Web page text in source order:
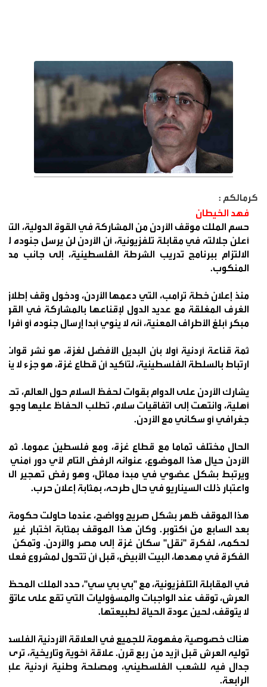
كرمالكم :
فهد الخيطان
حسم الملك موقف الأردن من المشاركة في القوة الدولية،
أعلن جلالته في مقابلة تلفزيونية، أن الأردن لن يرسل
الالتزام ببرنامج تدريب الشرطة الفلسطينية، إلى جانب
المنكوب.
منذ إعلان خطة ترامب، التي دعمها الأردن، ودخول وقف إطلاق
الغرف المغلقة مع عديد الدول لإقناعها بالمشاركة في
مبكر أبلغ الأطراف المعنية، أنه لا ينوي أبدا إرسال جنوده أو
ثمة قناعة أردنية أولا بأن البديل الأفضل لغزة، هو نشر
ارتباط بالسلطة الفلسطينية، لتأكيد أن قطاع غزة، هو جزء لا
يشارك الأردن على الدوام بقوات لحفظ السلام حول العالم،
أهلية، وانتهت إلى اتفاقيات سلام، تطلب الحفاظ عليها
جغرافي أو سكاني مع الأردن.
الحال مختلف تماما مع قطاع غزة، ومع فلسطين عموما. ثمة
الأردن حيال هذا الموضوع، عنوانه الرفض التام لأي دور
ويرتبط بشكل عضوي في مبدأ مماثل، وهو رفض تهجير
واعتبار ذلك السيناريو في حال طرحه، بمثابة إعلان حرب.
هذا الموقف ظهر بشكل صريح وواضح، عندما حاولت حكومة
بعد السابع من أكتوبر. وكان هذا الموقف بمثابة اختبار غير
لحكمه، لفكرة "نقل" سكان غزة إلى مصر والأردن. وتمكن
الفكرة في مهدها، البيت الأبيض، قبل أن تتحول لمشروع فعلي.
في المقابلة التلفزيونية، مع "بي بي سي"، حدد الملك
العرش، توقف عند الواجبات والمسؤوليات التي تقع على عاتق
لا يتوقف، لحين عودة الحياة لطبيعتها.
هناك خصوصية مفهومة للجميع في العلاقة الأردنية
توليه العرش قبل أزيد من ربع قرن. علاقة أخوية وتاريخية، ترى
جدال فيه للشعب الفلسطيني، ومصلحة وطنية أردنية
الرابعة.